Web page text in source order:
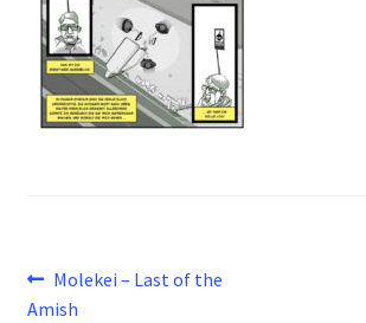
Beitragsnavigation
Vorheriger
Beitrag:
Molekei – Last of the
Amish